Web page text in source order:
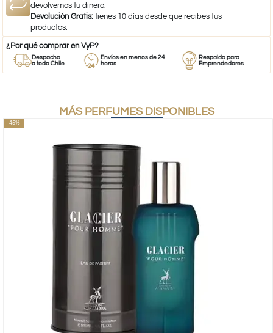
devolvemos tu dinero.
Devolución Gratis: tienes 10 días desde que recibes tus
productos.
¿Por qué comprar en VyP?
Despacho
a todo Chile
Envíos en menos de 24
horas
Respaldo para
Emprendedores
MÁS PERFUMES DISPONIBLES
-45%